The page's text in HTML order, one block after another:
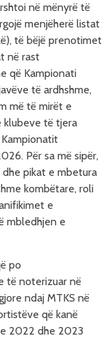
në mënyrë të
menjëherë listat
të bëjë prenotimet
në rast
që Kampionati
të ardhshme,
më të mirët e
klubeve të tjera
Për sa më sipër,
dhe pikat e mbetura
kombëtare, roli
e
mbledhjen e
po
të noterizuar në
ndaj MTKS në
që kanë
2022 dhe 2023